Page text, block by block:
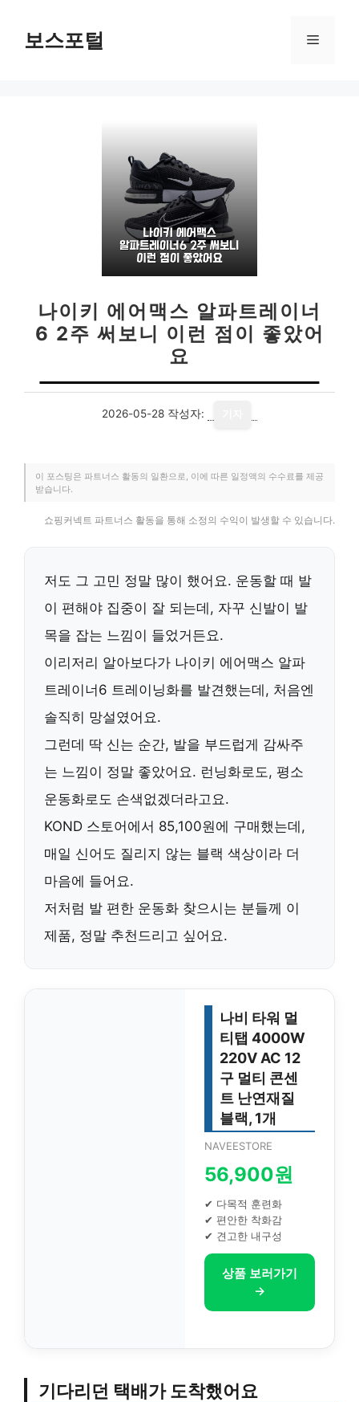
보스포털 메
나이키 에어맥스 알파트레이너
6 2주 써보니 이런 점이 좋았어
요
2026-05-28 작성자:
이 포스팅은 파트너스 활동의 일환으로, 이에 따른 일정액의 수수료를 제공
받습니다.
쇼핑커넥트 파트너스 활동을 통해 소정의 수익이 발생할 수 있습니다.
저도 그 고민 정말 많이 했어요. 운동할 때 발
이 편해야 집중이 잘 되는데, 자꾸 신발이 발
목을 잡는 느낌이 들었거든요.
이리저리 알아보다가 나이키 에어맥스 알파
트레이너6 트레이닝화를 발견했는데, 처음엔
솔직히 망설였어요.
그런데 딱 신는 순간, 발을 부드럽게 감싸주
는 느낌이 정말 좋았어요. 런닝화로도, 평소
운동화로도 손색없겠더라고요.
KOND 스토어에서 85,100원에 구매했는데,
매일 신어도 질리지 않는 블랙 색상이라 더
마음에 들어요.
저처럼 발 편한 운동화 찾으시는 분들께 이
제품, 정말 추천드리고 싶어요.
나비 타워 멀
티탭 4000W
220V AC 12
구 멀티 콘센
트 난연재질
블랙, 1개
NAVEESTORE
56,900원
✔ 다목적 훈련화
✔ 편안한 착화감
✔ 견고한 내구성
상품 보러가기
→
기다리던 택배가 도착했어요